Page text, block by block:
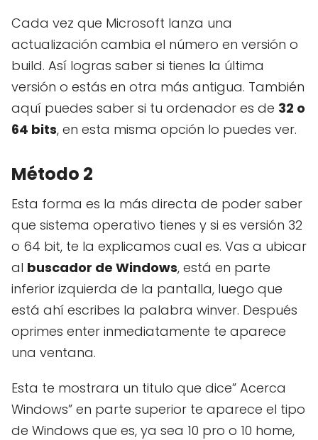
Cada vez que Microsoft lanza una
actualización cambia el número en versión o
build. Así logras saber si tienes la última
versión o estás en otra más antigua. También
aquí puedes saber si tu ordenador es de 32 o
64 bits, en esta misma opción lo puedes ver.
Método 2
Esta forma es la más directa de poder saber
que sistema operativo tienes y si es versión 32
o 64 bit, te la explicamos cual es. Vas a ubicar
al buscador de Windows, está en parte
inferior izquierda de la pantalla, luego que
está ahí escribes la palabra winver. Después
oprimes enter inmediatamente te aparece
una ventana.
Esta te mostrara un titulo que dice” Acerca
Windows” en parte superior te aparece el tipo
de Windows que es, ya sea 10 pro o 10 home,